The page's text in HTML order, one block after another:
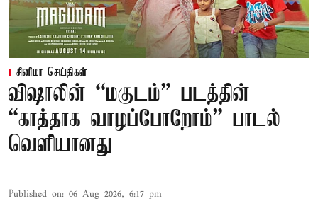
சினிமா செய்திகள்
விஷாலின் “மகுடம்” படத்தின்
“காத்தாக வாழப்போறோம்” பாடல்
வெளியானது
Published on: 06 Aug 2026, 6:17 pm